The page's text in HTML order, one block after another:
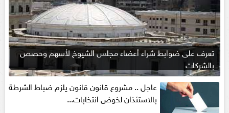
تعرف على ضوابط شراء أعضاء مجلس الشيوخ لأسهم وحصص
بالشركات
عاجل .. مشروع قانون قانون يلزم ضباط الشرطة
بالاستئذان لخوض انتخابات...